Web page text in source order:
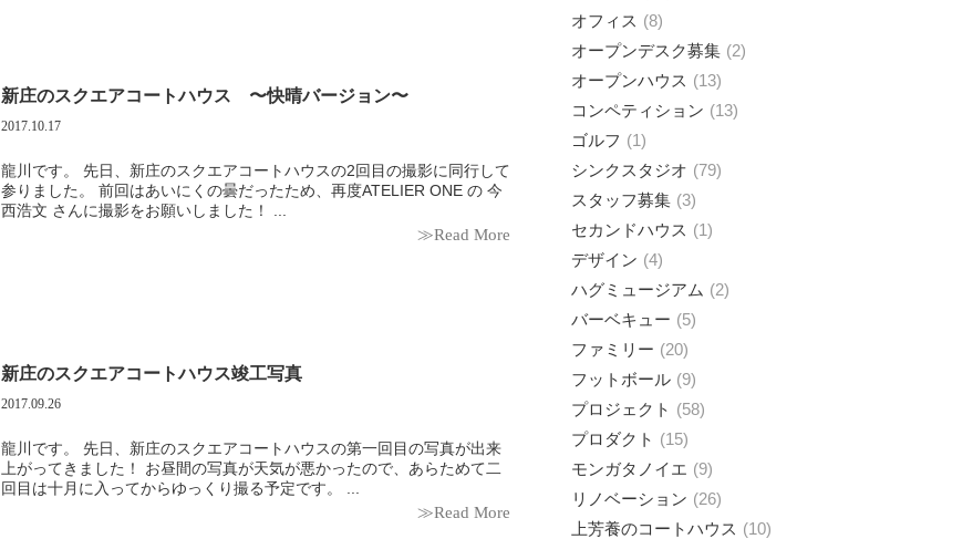
新庄のスクエアコートハウス 〜快晴バージョン〜
2017.10.17
龍川です。 先日、新庄のスクエアコートハウスの2回目の撮影に同行して
参りました。 前回はあいにくの曇だったため、再度ATELIER ONE の 今
西浩文 さんに撮影をお願いしました！ ...
≫Read More
新庄のスクエアコートハウス竣工写真
2017.09.26
龍川です。 先日、新庄のスクエアコートハウスの第一回目の写真が出来
上がってきました！ お昼間の写真が天気が悪かったので、あらためて二
回目は十月に入ってからゆっくり撮る予定です。 ...
≫Read More
オフィス
8
オープンデスク募集
2
オープンハウス
13
コンペティション
13
ゴルフ
1
シンクスタジオ
79
スタッフ募集 3
セカンドハウス
1
デザイン
4
ハグミュージアム
2
バーベキュー
5
ファミリー
20
フットボール
9
プロジェクト
58
プロダクト
15
モンガタノイエ
9
リノベーション
26
上芳養のコートハウス
10